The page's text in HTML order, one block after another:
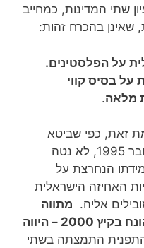
שתי המדינות, כמחייב
שאינן בהכרח זהות:
על הפלסטינים.
על בסיס קווי
מלאה.
זאת, כפי שביטא
בנאומו האחרון בכנסת, באוקטובר 1995, לא נטה
הנחרצת על
האחיזה הישראלית
אליה. מתווה
קלינטון לפתרון הסכסוך – שהונח בקיץ 2000 – היווה
התמצתה בשתי